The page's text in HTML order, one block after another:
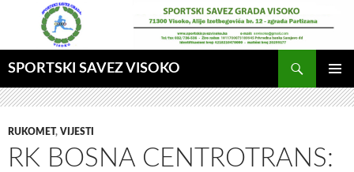
SPORTSKI SAVEZ VISOKO
GLAVNI
MENI
RUKOMET, VIJESTI
RK BOSNA CENTROTRANS: